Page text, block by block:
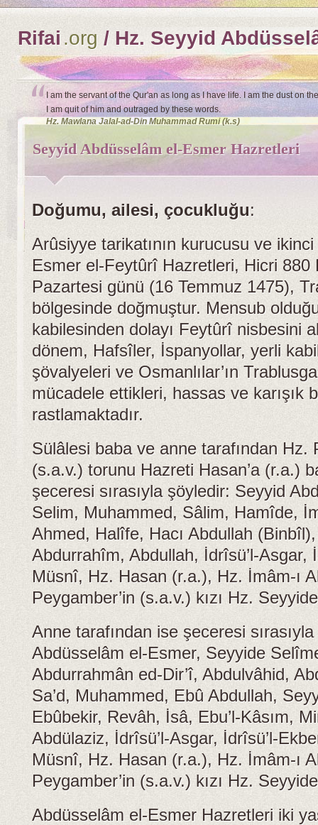
Rifai.org / Hz. Seyyid
I am the servant of the Qur'an as long as I have life. I am the dust on
I am quit of him and outraged by these words.
Hz. Mawlana Jalal-ad-Din Muhammad Rumi (k.s)
Seyyid Abdüsselâm el-Esmer Hazretleri
Doğumu, ailesi, çocukluğu:
Arûsiyye tarikatının kurucusu ve
Esmer el-Feytûrî Hazretleri, Hicri 880
Pazartesi günü (16 Temmuz 1475),
bölgesinde doğmuştur. Mensub
kabilesinden dolayı Feytûrî nisbesini
dönem, Hafsîler, İspanyollar, yerli
şövalyeleri ve Osmanlılar’ın
mücadele ettikleri, hassas ve karışık
rastlamaktadır.
Sülâlesi baba ve anne tarafından Hz.
(s.a.v.) torunu Hazreti Hasan’a (r.a.)
şeceresi sırasıyla şöyledir: Seyyid
Selim, Muhammed, Sâlim, Hamîde,
Ahmed, Halîfe, Hacı Abdullah
Abdurrahîm, Abdullah, İdrîsü’l-Asgar,
Müsnî, Hz. Hasan (r.a.), Hz. İmâm-ı
Peygamber’in (s.a.v.) kızı Hz.
Anne tarafından ise şeceresi
Abdüsselâm el-Esmer, Seyyide
Abdurrahmân ed-Dir’î, Abdulvâhid,
Sa’d, Muhammed, Ebû Abdullah,
Ebûbekir, Revâh, İsâ, Ebu’l-Kâsım,
Abdülaziz, İdrîsü’l-Asgar, İdrîsü’l-
Müsnî, Hz. Hasan (r.a.), Hz. İmâm-ı
Peygamber’in (s.a.v.) kızı Hz.
Abdüsselâm el-Esmer Hazretleri iki